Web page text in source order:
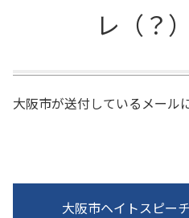
レ（？
大阪市が送付しているメール
大阪市ヘイトスピー